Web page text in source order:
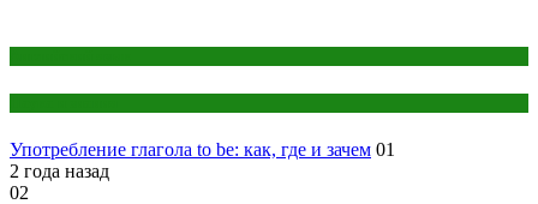
Употребление глагола to be: как, где и зачем 01
2 года назад
02